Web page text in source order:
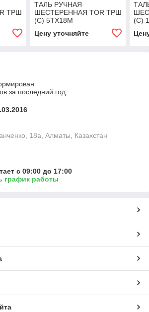
ТРШ
ТАЛЬ РУЧНАЯ
ШЕСТЕРЕННАЯ TOR ТРШ
(C) 5ТХ18М
Цену уточняйте
(C)
за последний год
18а, Алматы, Казахстан
с 09:00 до 17:00
график работы